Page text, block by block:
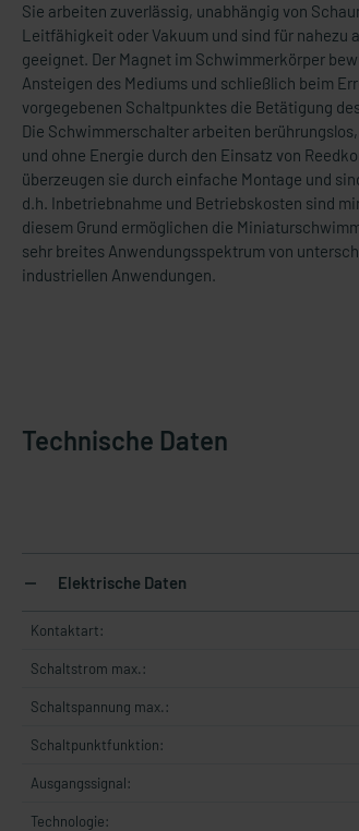
Sie arbeiten zuverlässig, unabhängig von
Leitfähigkeit oder Vakuum und sind für nahezu
geeignet. Der Magnet im Schwimmerkörper
Ansteigen des Mediums und schließlich beim
vorgegebenen Schaltpunktes die Betätigung
Die Schwimmerschalter arbeiten
und ohne Energie durch den Einsatz von
überzeugen sie durch einfache Montage und
d.h. Inbetriebnahme und Betriebskosten sind
diesem Grund ermöglichen die
sehr breites Anwendungsspektrum von
industriellen Anwendungen.
Technische Daten
Elektrische Daten
Kontaktart:
Schaltstrom max.:
Schaltspannung max.:
Schaltpunktfunktion:
Ausgangssignal:
Technologie: